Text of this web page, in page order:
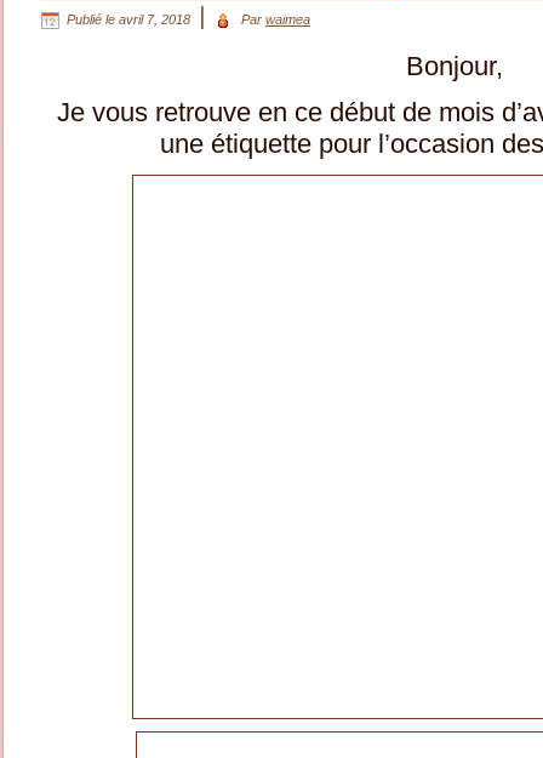
Publié le avril 7, 2018 Par waimea
Bonjour,
Je vous retrouve en ce début de mois
une étiquette pour l’occasion